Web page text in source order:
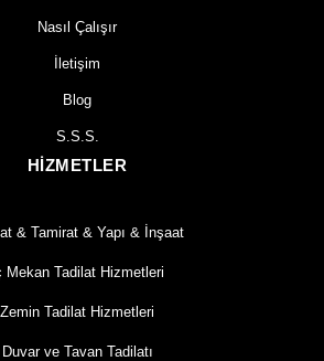
Nasıl Çalışır
İletişim
Blog
S.S.S.
HİZMETLER
& Tamirat & Yapı & İnşaat
Mekan Tadilat Hizmetleri
Zemin Tadilat Hizmetleri
Duvar ve Tavan Tadilatı